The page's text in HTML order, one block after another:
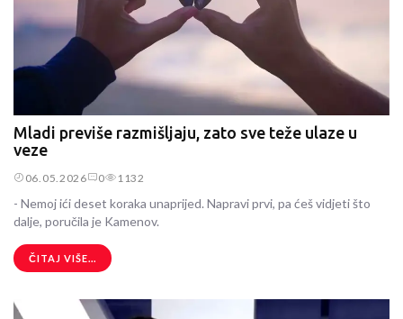
Mladi previše razmišljaju, zato sve teže ulaze u
veze
06.05.2026 0 1132
- Nemoj ići deset koraka unaprijed. Napravi prvi, pa ćeš vidjeti što
dalje, poručila je Kamenov.
ČITAJ VIŠE...